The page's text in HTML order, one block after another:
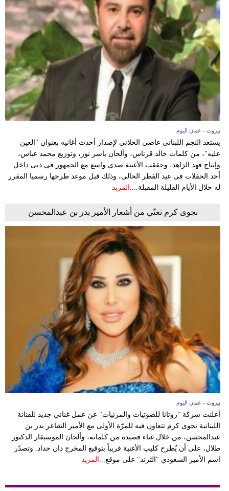
بيروت - عمان اليوم
يستعد النجم اللبنانى عاصى الحلانى لإصدار أحدث أغانيه بعنوان "العين
عليه"، من كلمات خالد ڤرناس، وألحان ياسر نور، وتوزيع محمد عباس،
وإنتاج فهد الزاهد، وحققت الأغنية صدى واسع مع الجمهور فى دبى داخل
أحد الحفلات فى عيد الفطر الحالى، وذلك قبل موعد طرحها رسميا المقرر
له خلال الأيام القليلة المقبلة....
المزيد
نجوى كرم تغنّي من أشعار الأمير بدر بن عبدالمحسن
بيروت - عمان اليوم
أعلنت شركة "روتانا للصوتيات والمرئيات" عن عمل غنائي جديد للفنانة
اللبنانية نجوى كرم تتعاون فيه للمرّة الأولى مع الأمير الشاعر بدر بن
عبدالمحسن، من خلال غناء قصيدة من كلماته، وألحان الموسيقار الدكتور
طلال، على أن يُطرح كليب الأغنية قريباً بتوقيع المخرج دان حداد. وتصدّر
اسم الأمير السعودي "الترند" على موقع... المزيد